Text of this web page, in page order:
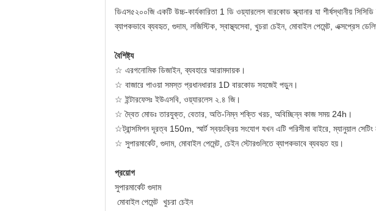
ডিএস৫২০০জি একটি উচ্চ-কার্যকারিতা 1 ডি ওয়্যারলেস বারকোড স্ক্যানার যা শীর্ষস্থানীয়
ব্যাপকভাবে ব্যবহৃত, গুদাম, লজিস্টিক, স্বাস্থ্যসেবা, খুচরা চেইন, মোবাইল পেমেন্ট, এক্সপ্রেস
বৈশিষ্ট্য
☆ এরগনোমিক ডিজাইন, ব্যবহারে আরামদায়ক।
☆ বাজারে পাওয়া সমস্ত প্রধানধারার 1D বারকোড সহজেই পড়ুন।
☆ ইন্টারফেসঃ ইউএসবি, ওয়্যারলেস ২.৪ জি।
☆ দ্বৈত মোডঃ তারযুক্ত, বেতার, অতি-নিম্ন শক্তি খরচ, অবিচ্ছিন্ন কাজ সময় 24h।
☆ট্রান্সমিশন দূরত্ব 150m, স্মার্ট স্বয়ংক্রিয় সংযোগ যখন এটি পরিসীমা বাইরে, ম্যানুয়াল সেটিং
☆ সুপারমার্কেট, গুদাম, মোবাইল পেমেন্ট, চেইন স্টোরগুলিতে ব্যাপকভাবে ব্যবহৃত হয়।
প্রয়োগ
সুপারমার্কেট গুদাম
️ মোবাইল পেমেন্ট ️ খুচরা চেইন